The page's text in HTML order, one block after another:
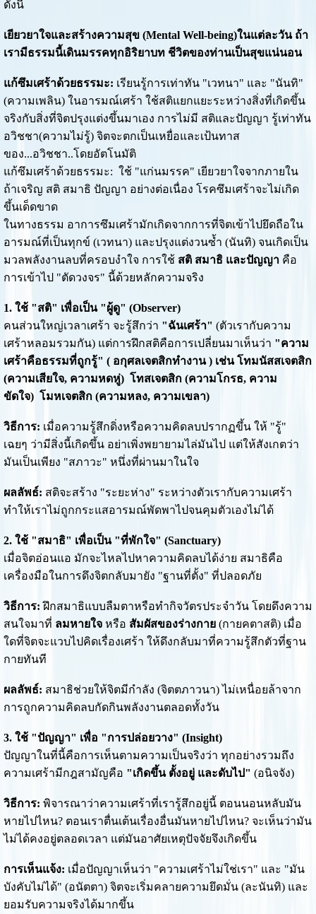
ดังนี้
เยียวยาใจและสร้างความสุข (Mental Well-being)ในแต่ละวัน ถ้า
เรามีธรรมนี้เดินมรรคทุกอิริยาบท ชีวิตของท่านเป็นสุขแน่นอน
แก้ซึมเศร้าด้วยธรรมะ: เรียนรู้การเท่าทัน "เวทนา" และ "นันทิ"
(ความเพลิน) ในอารมณ์เศร้า ใช้สติแยกแยะระหว่างสิ่งที่เกิดขึ้น
จริงกับสิ่งที่จิตปรุงแต่งขึ้นมาเอง การไม่มี สติและปัญญา รู้เท่าทัน
อวิชชา(ความไม่รู้) จิตจะตกเป็นเหยื่อและเป้นทาส
ของ...อวิชชา..โดยอัตโนมัติ
แก้ซึมเศร้าด้วยธรรมะ: ใช้ "แก่นมรรค" เยียวยาใจจากภายใน
ถ้าเจริญ สติ สมาธิ ปัญญา อย่างต่อเนื่อง โรคซึมเศร้าจะไม่เกิด
ขึ้นเด็ดขาด
ในทางธรรม อาการซึมเศร้ามักเกิดจากการที่จิตเข้าไปยึดถือใน
อารมณ์ที่เป็นทุกข์ (เวทนา) และปรุงแต่งวนซ้ำ (นันทิ) จนเกิดเป็น
มวลพลังงานลบที่ครอบงำใจ การใช้ สติ สมาธิ และปัญญาคือ
การเข้าไป "ตัดวงจร" นี้ด้วยหลักความจริง
1. ใช้ "สติ" เพื่อเป็น "ผู้ดู" (Observer)
คนส่วนใหญ่เวลาเศร้า จะรู้สึกว่า "ฉันเศร้า" (ตัวเรากับความ
เศร้าหลอมรวมกัน) แต่การฝึกสติคือการเปลี่ยนมาเห็นว่า "ความ
เศร้าคือธรรมที่ถูกรู้" ( อกุศลเจตสิกทำงาน ) เช่น โทมนัสสเจตสิก
(ความเสียใจ, ความหดหู่) โทสเจตสิก (ความโกรธ, ความ
ขัดใจ) โมหเจตสิก (ความหลง, ความเขลา)
วิธีการ: เมื่อความรู้สึกดิ่งหรือความคิดลบปรากฏขึ้น ให้ "รู้"
เฉยๆ ว่ามีสิ่งนี้เกิดขึ้น อย่าเพิ่งพยายามไล่มันไป แต่ให้สังเกตว่า
มันเป็นเพียง "สภาวะ" หนึ่งที่ผ่านมาในใจ
ผลลัพธ์: สติจะสร้าง "ระยะห่าง" ระหว่างตัวเรากับความเศร้า
ทำให้เราไม่ถูกกระแสอารมณ์พัดพาไปจนคุมตัวเองไม่ได้
2. ใช้ "สมาธิ" เพื่อเป็น "ที่พักใจ" (Sanctuary)
เมื่อจิตอ่อนแอ มักจะไหลไปหาความคิดลบได้ง่าย สมาธิคือ
เครื่องมือในการดึงจิตกลับมายัง "ฐานที่ตั้ง" ที่ปลอดภัย
วิธีการ: ฝึกสมาธิแบบลืมตาหรือทำกิจวัตรประจำวัน โดยดึงความ
สนใจมาที่ ลมหายใจหรือ สัมผัสของร่างกาย(กายคตาสติ) เมื่อ
ใดที่จิตจะแวบไปคิดเรื่องเศร้า ให้ดึงกลับมาที่ความรู้สึกตัวที่ฐาน
กายทันที
ผลลัพธ์: สมาธิช่วยให้จิตมีกำลัง (จิตตภาวนา) ไม่เหนื่อยล้าจาก
การถูกความคิดลบกัดกินพลังงานตลอดทั้งวัน
3. ใช้ "ปัญญา" เพื่อ "การปล่อยวาง" (Insight)
ปัญญาในที่นี้คือการเห็นตามความเป็นจริงว่า ทุกอย่างรวมถึง
ความเศร้ามีกฎสามัญคือ "เกิดขึ้น ตั้งอยู่ และดับไป" (อนิจจัง)
วิธีการ: พิจารณาว่าความเศร้าที่เรารู้สึกอยู่นี้ ตอนนอนหลับมัน
หายไปไหน? ตอนเราตื่นเต้นเรื่องอื่นมันหายไปไหน? จะเห็นว่ามัน
ไม่ได้คงอยู่ตลอดเวลา แต่มันอาศัยเหตุปัจจัยจึงเกิดขึ้น
การเห็นแจ้ง: เมื่อปัญญาเห็นว่า "ความเศร้าไม่ใช่เรา" และ "มัน
บังคับไม่ได้" (อนัตตา) จิตจะเริ่มคลายความยึดมั่น (ละนันทิ) และ
ยอมรับความจริงได้มากขึ้น